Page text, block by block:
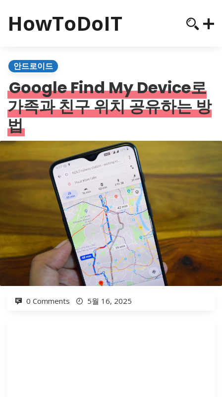
HowToDoIT
안드로이드
Google Find My Device로
가족과 친구 위치 공유하는 방
법
0 Comments 5월 16, 2025